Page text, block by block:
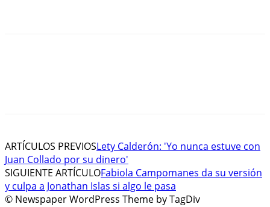
ARTÍCULOS PREVIOSLety Calderón: 'Yo nunca estuve con
Juan Collado por su dinero'
SIGUIENTE ARTÍCULOFabiola Campomanes da su versión
y culpa a Jonathan Islas si algo le pasa
© Newspaper WordPress Theme by TagDiv